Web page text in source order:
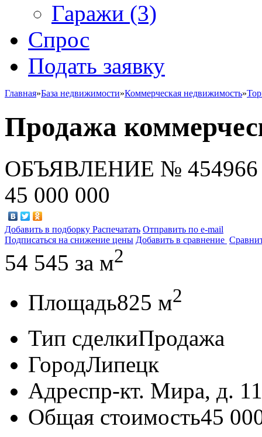
Гаражи (3)
Спрос
Подать заявку
Главная»База недвижимости»Коммерческая недвижимость»
Продажа
ОБЪЯВЛЕНИЕ № 454966
45 000 000
Добавить в подборку Распечатать Отправить по e-mail
Подписаться на снижение цены Добавить в сравнение
54 545 за м2
Площадь825 м2
Тип сделкиПродажа
ГородЛипецк
Адреспр-кт. Мира, д. 11
Общая стоимость45